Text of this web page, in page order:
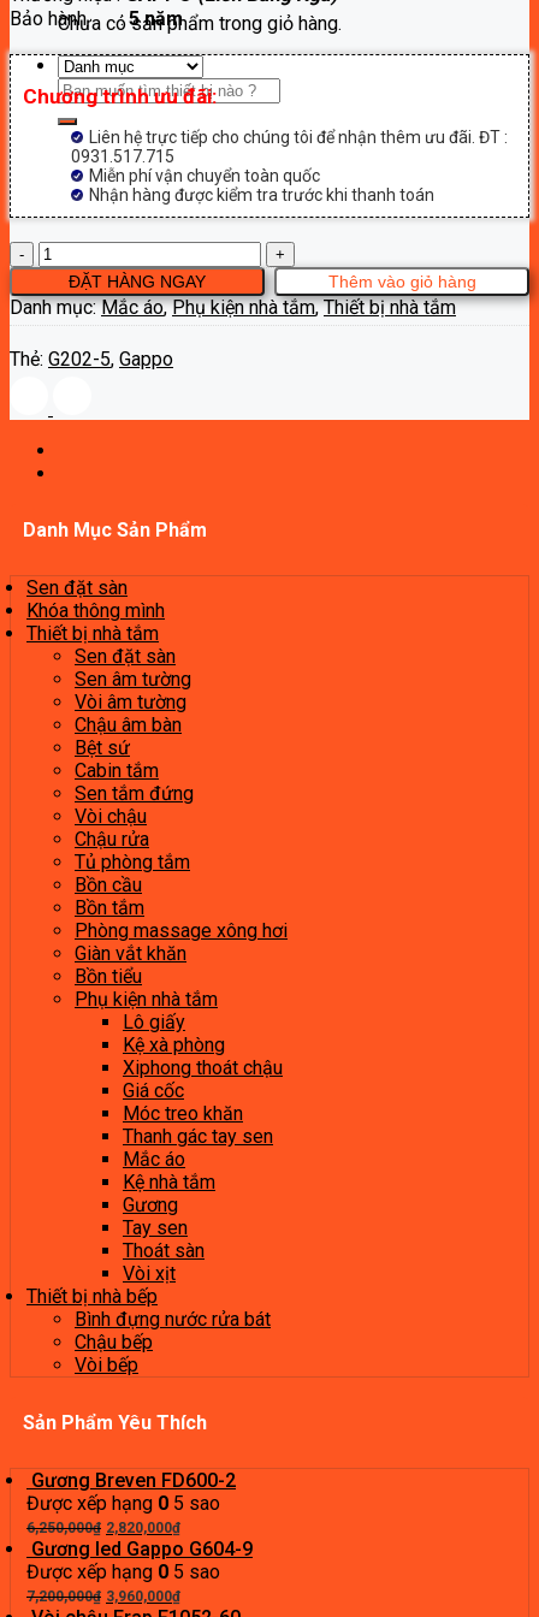
Chưa có sản phẩm trong giỏ hàng.
Tìm
kiếm:
390,000₫.
Bảo hành :5 năm
Chương trình ưu đãi:
Liên hệ trực tiếp cho chúng tôi để nhận thêm ưu đãi. ĐT :
0931.517.715
Miễn phí vận chuyển toàn quốc
Nhận hàng được kiểm tra trước khi thanh toán
Móc
áo
Gappo
G202-
số
Thêm vào giỏ hàng
ĐẶT HÀNG NGAY
Danh mục:Mắc áo,Phụ kiện nhà tắm,Thiết bị nhà tắm
Thẻ: G202-5, Gappo
Danh Mục Sản Phẩm
Sen đặt sàn
Khóa thông mình
Thiết bị nhà tắm
Sen đặt sàn
Sen âm tường
Vòi âm tường
Chậu âm bàn
Bệt sứ
Cabin tắm
Sen tắm đứng
Vòi chậu
Chậu rửa
Tủ phòng tắm
Bồn cầu
Bồn tắm
Phòng massage xông hơi
Giàn vắt khăn
Bồn tiểu
Phụ kiện nhà tắm
Lô giấy
Kệ xà phòng
Xiphong thoát chậu
Giá cốc
Móc treo khăn
Thanh gác tay sen
Mắc áo
Kệ nhà tắm
Gương
Tay sen
Thoát sàn
Vòi xịt
Thiết bị nhà bếp
Bình đựng nước rửa bát
Chậu bếp
Vòi bếp
Sản Phẩm Yêu Thích
Gương Breven FD600-2
Được xếp hạng 0 5 sao
6,250,000₫ Giá
gốc
là:
6,250,000₫.
2,820,000₫Giá
hiện
tại
là:
Gương led Gappo G604-9
Được xếp hạng 0 5 sao
7,200,000₫ Giá
3,960,000₫Giá